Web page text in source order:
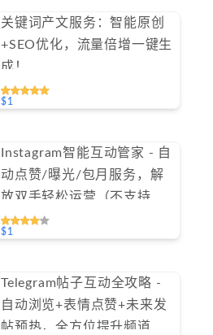
关键词产文服务：智能原创
+SEO优化，流量倍增一键生
成！
$1
Instagram智能互动管家 - 自
动点赞/曝光/包月服务，解
放双手轻松运营（不支持免
费测试）
$1
Telegram帖子互动全攻略 -
自动浏览+表情点赞+未来发
帖预热，全方位提升频道活